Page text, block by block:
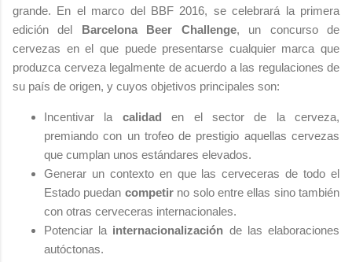
grande. En el marco del BBF 2016, se celebrará la primera
edición del Barcelona Beer Challenge, un concurso de
cervezas en el que puede presentarse cualquier marca que
produzca cerveza legalmente de acuerdo a las regulaciones de
su país de origen, y cuyos objetivos principales son:
Incentivar la calidad en el sector de la cerveza,
premiando con un trofeo de prestigio aquellas cervezas
que cumplan unos estándares elevados.
Generar un contexto en que las cerveceras de todo el
Estado puedan competirno solo entre ellas sino también
con otras cerveceras internacionales.
Potenciar la internacionalización de las elaboraciones
autóctonas.